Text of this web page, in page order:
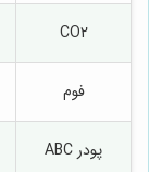
CO2
فوم
پودر ABC